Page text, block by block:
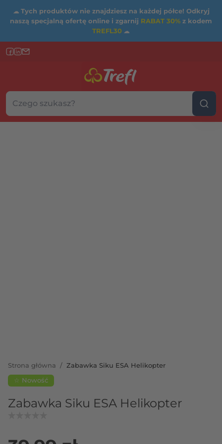
☁ Tych produktów nie znajdziesz na każdej półce! Odkryj
naszą specjalną ofertę online i zgarnij RABAT 30% z kodem
TREFL30 ☁
Szukaj w sklepie...
Wybierz kategorię
Strona główna / Zabawka Siku ESA Helikopter
☆ Nowość
Zabawka Siku ESA Helikopter